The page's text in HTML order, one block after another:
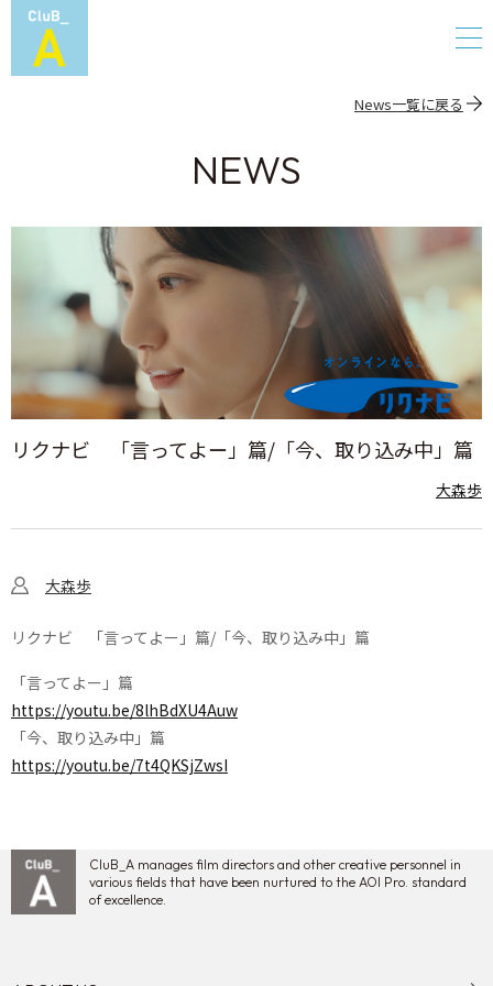
News一覧に戻る
NEWS
リクナビ 「言ってよー」篇/「今、取り込み中」篇
大森歩
大森歩
リクナビ 「言ってよー」篇/「今、取り込み中」篇
「言ってよー」篇
https://youtu.be/8lhBdXU4Auw
「今、取り込み中」篇
https://youtu.be/7t4QKSjZwsI
CluB_A manages film directors and other creative personnel in
various fields that have been nurtured to the AOI Pro. standard
of excellence.